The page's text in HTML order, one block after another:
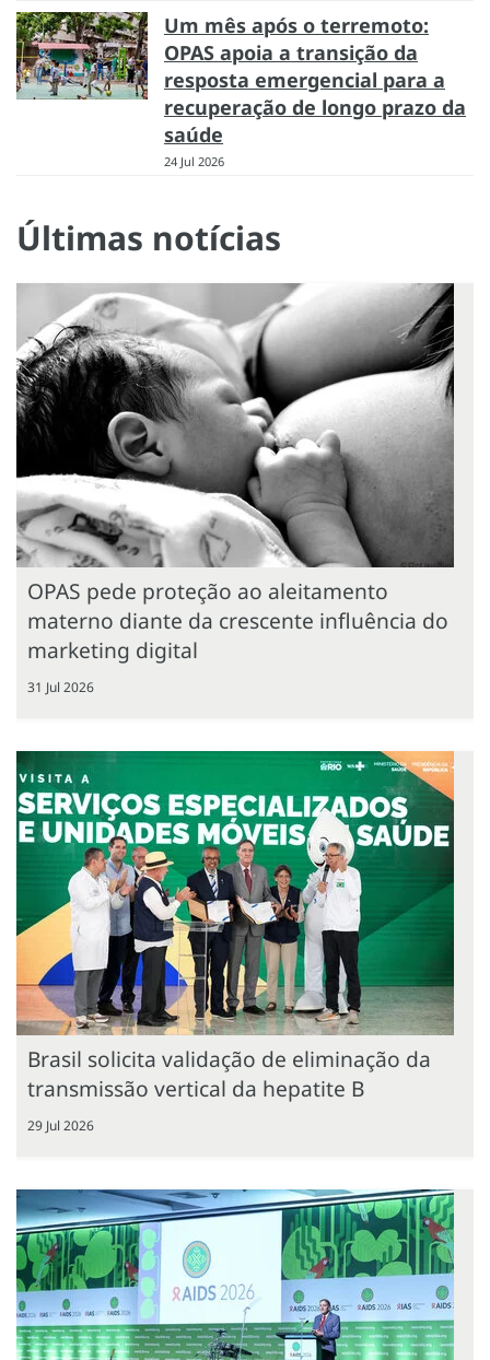
Um mês após o terremoto:
OPAS apoia a transição da
resposta emergencial para a
recuperação de longo prazo da
saúde
24 Jul 2026
Últimas notícias
OPAS pede proteção ao aleitamento
materno diante da crescente influência do
marketing digital
31 Jul 2026
Brasil solicita validação de eliminação da
transmissão vertical da hepatite B
29 Jul 2026